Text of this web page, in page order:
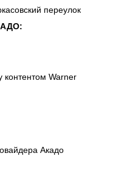
переулок
контентом Warner
Акадо